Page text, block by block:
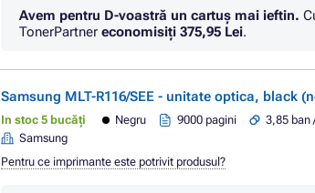
Avem pentru D-voastră un cartuș mai ieftin.
TonerPartner economisiţi 375,95 Lei.
Samsung MLT-R116/SEE - unitate optica, black
In stoc 5 bucăți Negru 9000 pagini
3,85 ban
Samsung
Pentru ce imprimante este potrivit produsul?